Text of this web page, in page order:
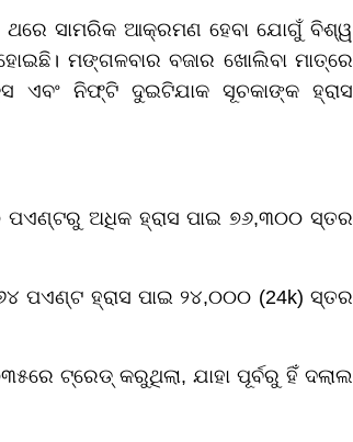
ଥରେ ସାମରିକ ଆକ୍ରମଣ ହେବା ଯୋଗୁଁ ବିଶ୍ୱ
ମଙ୍ଗଳବାର ବଜାର ଖୋଲିବା ମାତ୍ରେ
ଏବଂ ନିଫ୍ଟି ଦୁଇଟିଯାକ ସୂଚକାଙ୍କ ହ୍ରାସ
ପଏଣ୍ଟରୁ ଅଧିକ ହ୍ରାସ ପାଇ ୭୬,୩୦୦ ସ୍ତର
ପଏଣ୍ଟ ହ୍ରାସ ପାଇ ୨୪,୦୦୦ (24k) ସ୍ତର
ଟ୍ରେଡ୍ କରୁଥିଲା, ଯାହା ପୂର୍ବରୁ ହିଁ ଦଲାଲ